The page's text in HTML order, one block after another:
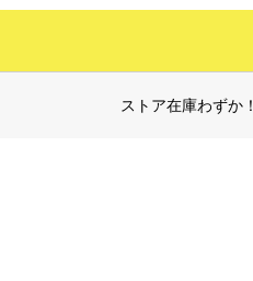
ストア在庫わずか！